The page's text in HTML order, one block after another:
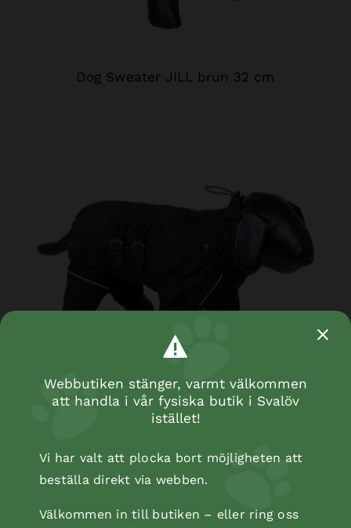
Dog Sweater JILL brun 32 cm
Regn Overall ”TENKO” 36 cm
Webbutiken stänger, varmt välkommen
att handla i vår fysiska butik i Svalöv
istället!
Vi har valt att plocka bort möjligheten att
beställa direkt via webben.
Välkommen in till butiken – eller ring oss